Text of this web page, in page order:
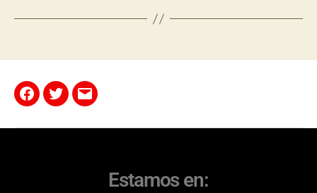
Estamos en: